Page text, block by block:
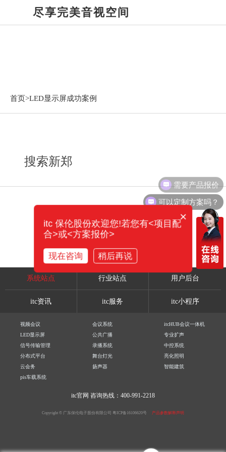
尽享完美音视空间
首页>LED显示屏成功案例
搜索新郑
系统站点 行业站点 用户后台
itc资讯 itc服务 itc小程序
视频会议 会议系统
itcHUB会议一体机
LED显示屏
公共广播
专业扩声
信号传输管理
录播系统
中控系统
分布式平台
舞台灯光
亮化照明
云会务
扬声器
智能建筑
pis车载系统
itc官网 咨询热线：400-991-2218
Copyright © 广东保伦电子股份有限公司 粤ICP备16106620号 产品参数解释声明
可以定制方案吗？
需要产品报价
×
itc 保伦股份欢迎您!若您有<项目配
合>或<方案报价>
现在咨询 稍后再说